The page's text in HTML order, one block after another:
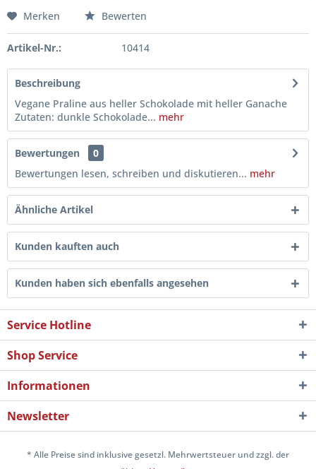
Merken Bewerten
Artikel-Nr.: 10414
Beschreibung
Vegane Praline aus heller Schokolade mit heller Ganache
Zutaten: dunkle Schokolade... mehr
Bewertungen
0
Bewertungen lesen, schreiben und diskutieren... mehr
Ähnliche Artikel
Kunden kauften auch
Kunden haben sich ebenfalls angesehen
Service Hotline
Shop Service
Informationen
Newsletter
* Alle Preise sind inklusive gesetzl. Mehrwertsteuer und zzgl. der